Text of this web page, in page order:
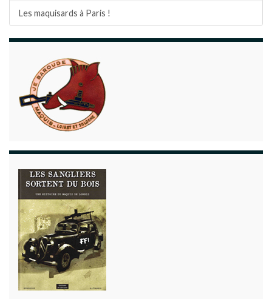
Les maquisards à Paris !